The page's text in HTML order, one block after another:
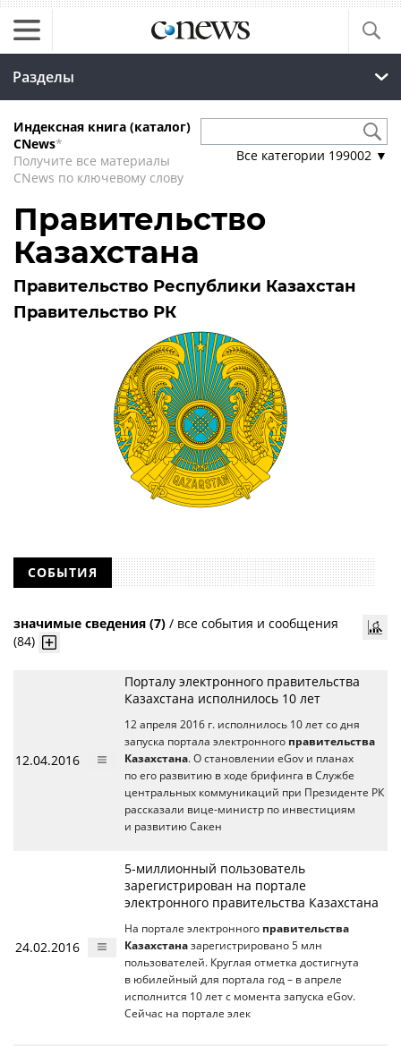
Разделы
Индексная книга (каталог)
CNews*
Получите все материалы
CNews по ключевому слову
Все категории 199002 ▼
Правительство
Казахстана
Правительство Республики Казахстан
Правительство РК
СОБЫТИЯ
значимые сведения (7) / все события и сообщения
(84)
12.04.2016
Порталу электронного правительства
Казахстана исполнилось 10 лет
12 апреля 2016 г. исполнилось 10 лет со дня
запуска портала электронного правительства
Казахстана. О становлении eGov и планах
по его развитию в ходе брифинга в Службе
центральных коммуникаций при Президенте РК
рассказали вице-министр по инвестициям
и развитию Сакен
24.02.2016
5-миллионный пользователь
зарегистрирован на портале
электронного правительства Казахстана
На портале электронного правительства
Казахстана зарегистрировано 5 млн
пользователей. Круглая отметка достигнута
в юбилейный для портала год – в апреле
исполнится 10 лет с момента запуска eGov.
Сейчас на портале элек